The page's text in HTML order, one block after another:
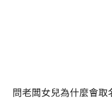
問老闆女兒為什麼會